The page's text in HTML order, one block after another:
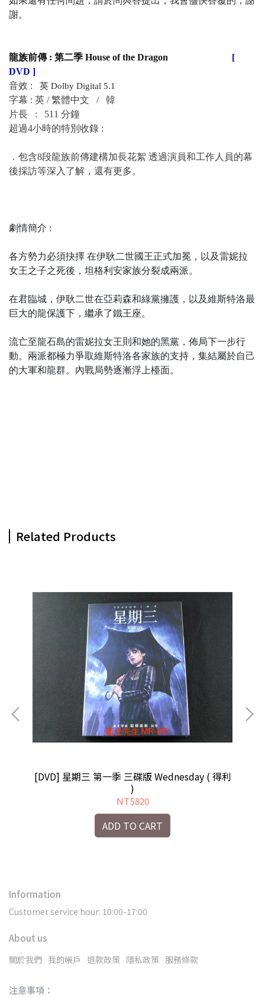
謝。
龍族前傳 : 第二季 House of the Dragon
[
DVD ]
音效 : 英 Dolby Digital 5.1
字幕 : 英 / 繁體中文 / 韓
片長 : 511 分鐘
超過4小時的特別收錄 :
． 包含8段龍族前傳建構加長花絮 透過演員和工作人​​員的幕
後採訪等深入了解，還有更多。
劇情簡介 :
各方勢力必須抉擇 在伊耿二世國王正式加冕，以及雷妮拉
女王之子之死後，坦格利安家族分裂成兩派。
在君臨城，伊耿二世在亞莉森和綠黨擁護，以及維斯特洛最
巨大的龍保護下，繼承了鐵王座。
流亡至龍石島的雷妮拉女王則和她的黑黨，佈局下一步行
動。兩派都極力爭取維斯特洛各家族的支持，集結屬於自己
的大軍和龍群。內戰局勢逐漸浮上檯面。
Related Products
[DVD] 星期三 第一季 三碟版 Wednesday ( 得利
)
NT$820
ADD TO CART
Information
Customer service hour: 10:00-17:00
About us
關於我們 我的帳戶 退款政策 隱私政策 服務條款
注意事項：